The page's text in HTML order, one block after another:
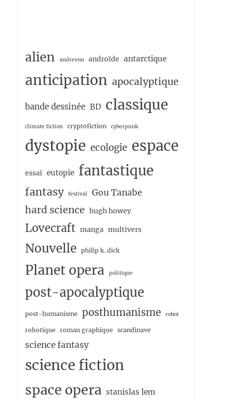
alien andrevon androïde antarctique
anticipation apocalyptique
bande dessinée BD classique
climate fiction cryptofiction cyberpunk
dystopie ecologie espace
essai eutopie fantastique
fantasy festival Gou Tanabe
hard science hugh howey
Lovecraft manga multivers
Nouvelle philip k. dick
Planet opera politique
post-apocalyptique
post-humanisme posthumanisme robot
robotique roman graphique scandinave
science fantasy
science fiction
space opera stanislas lem